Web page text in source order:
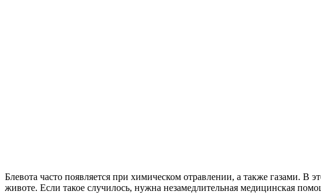
Блевота часто появляется при химическом отравлении, а также газами. В
животе. Если такое случилось, нужна незамедлительная медицинская